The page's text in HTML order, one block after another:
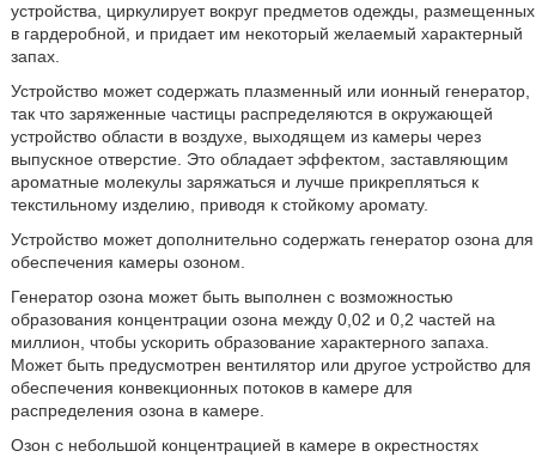
устройства, циркулирует вокруг предметов одежды, размещенных
в гардеробной, и придает им некоторый желаемый характерный
запах.
Устройство может содержать плазменный или ионный генератор,
так что заряженные частицы распределяются в окружающей
устройство области в воздухе, выходящем из камеры через
выпускное отверстие. Это обладает эффектом, заставляющим
ароматные молекулы заряжаться и лучше прикрепляться к
текстильному изделию, приводя к стойкому аромату.
Устройство может дополнительно содержать генератор озона для
обеспечения камеры озоном.
Генератор озона может быть выполнен с возможностью
образования концентрации озона между 0,02 и 0,2 частей на
миллион, чтобы ускорить образование характерного запаха.
Может быть предусмотрен вентилятор или другое устройство для
обеспечения конвекционных потоков в камере для
распределения озона в камере.
Озон с небольшой концентрацией в камере в окрестностях